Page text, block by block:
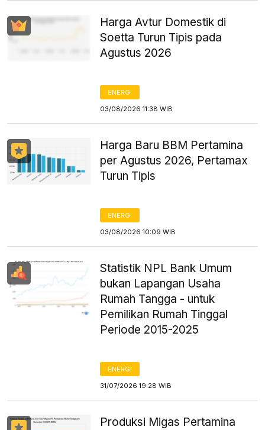
Harga Avtur Domestik di
Soetta Turun Tipis pada
Agustus 2026
ENERGI
03/08/2026 11:38 WIB
Harga Baru BBM Pertamina
per Agustus 2026, Pertamax
Turun Tipis
ENERGI
03/08/2026 10:09 WIB
Statistik NPL Bank Umum
bukan Lapangan Usaha
Rumah Tangga - untuk
Pemilikan Rumah Tinggal
Periode 2015-2025
ENERGI
31/07/2026 19:28 WIB
Produksi Migas Pertamina